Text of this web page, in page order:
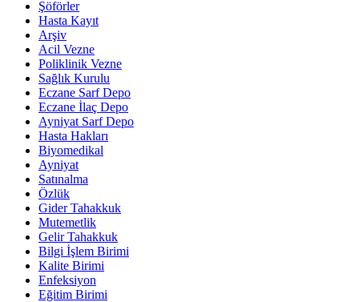
Şöförler
Hasta Kayıt
Arşiv
Acil Vezne
Poliklinik Vezne
Sağlık Kurulu
Eczane Sarf Depo
Eczane İlaç Depo
Ayniyat Sarf Depo
Hasta Hakları
Biyomedikal
Ayniyat
Satınalma
Özlük
Gider Tahakkuk
Mutemetlik
Gelir Tahakkuk
Bilgi İşlem Birimi
Kalite Birimi
Enfeksiyon
Eğitim Birimi